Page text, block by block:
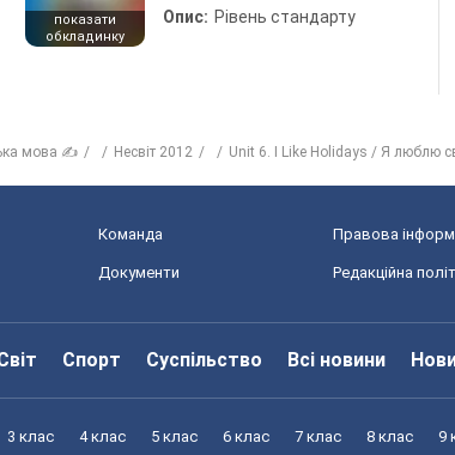
показати
обкладинку
Опис: Рівень стандарту
мова ✍ Несвіт 2012 Unit 6. I Like Holidays / Я люблю
Команда Правова
Документи Редакційна
Спорт Суспільство Всі новини
3 клас 4 клас 5 клас 6 клас 7 клас 8 клас 9